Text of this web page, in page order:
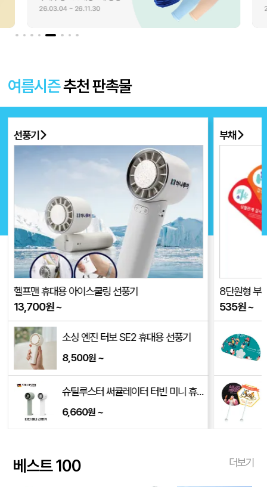
여름시즌추천 판촉물
선풍기
헬프맨 휴대용 아이스쿨링 선풍기
13,700원~
소싱 엔진 터보 SE2 휴대용 선풍기
8,500원~
슈틸루스터 써큘레이터 터빈 미니 휴대용 선풍기 ST-SF100
6,660원~
부채
8단원형
535원~
베스트 100 더보기